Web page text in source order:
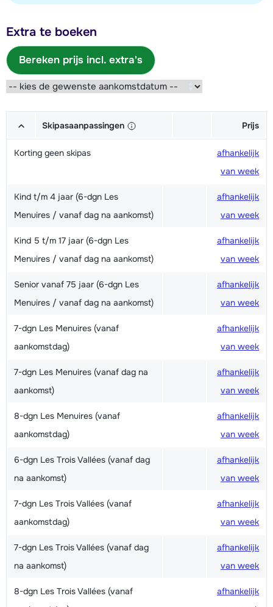
Extra te boeken
Bereken prijs incl. extra's
Skipasaanpassingen Prijs
Korting geen skipas
afhankelijk
van week
Kind t/m 4 jaar (6-dgn Les
Menuires / vanaf dag na aankomst)
afhankelijk
van week
Kind 5 t/m 17 jaar (6-dgn Les
Menuires / vanaf dag na aankomst)
afhankelijk
van week
Senior vanaf 75 jaar (6-dgn Les
Menuires / vanaf dag na aankomst)
afhankelijk
van week
7-dgn Les Menuires (vanaf
aankomstdag)
afhankelijk
van week
7-dgn Les Menuires (vanaf dag na
aankomst)
afhankelijk
van week
8-dgn Les Menuires (vanaf
aankomstdag)
afhankelijk
van week
6-dgn Les Trois Vallées (vanaf dag
na aankomst)
afhankelijk
van week
7-dgn Les Trois Vallées (vanaf
aankomstdag)
afhankelijk
van week
7-dgn Les Trois Vallées (vanaf dag
na aankomst)
afhankelijk
van week
8-dgn Les Trois Vallées (vanaf
afhankelijk